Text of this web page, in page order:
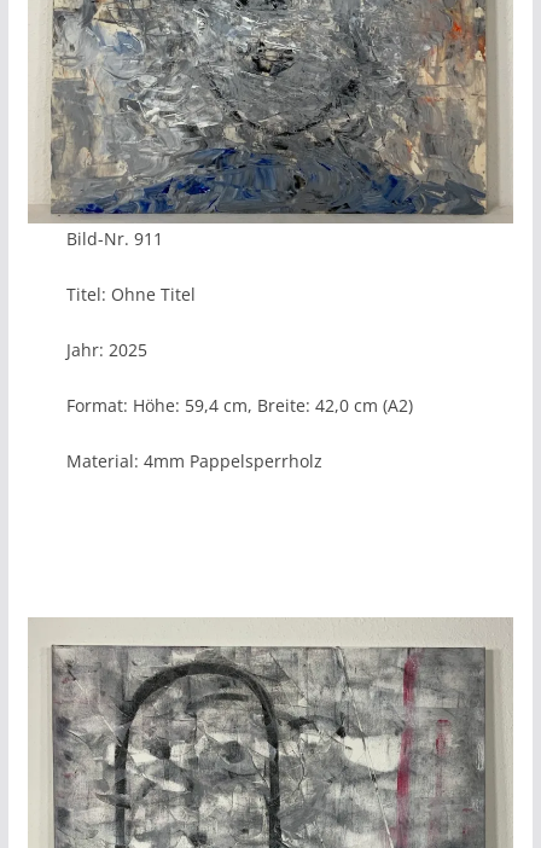
Bild-Nr. 911
Titel: Ohne Titel
Jahr: 2025
Format: Höhe: 59,4 cm, Breite: 42,0 cm (A2)
Material: 4mm Pappelsperrholz